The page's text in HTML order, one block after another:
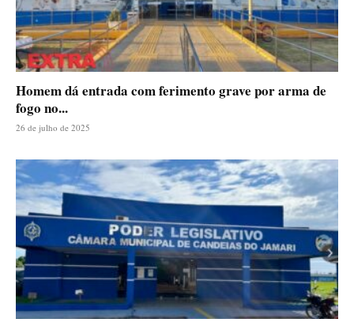
Homem dá entrada com ferimento grave por arma de
fogo no...
26 de julho de 2025